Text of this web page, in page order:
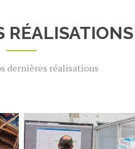
RÉALISATIONS
dernières réalisations